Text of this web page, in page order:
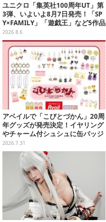
ユニクロ「集英社100周年UT」第
3弾、いよいよ8月7日発売！「SP
Y×FAMILY」「遊戯王」など5作品
をデザイン
2026.8.6
アベイルで「こびとづかん」20周
年グッズが発売決定！イヤリング
やチャーム付シュシュに缶バッジ
などもりだくさん
2026.7.31